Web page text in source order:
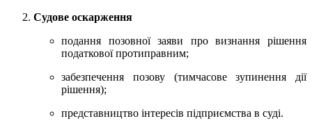
Судове оскарження
подання позовної заяви про визнання рішення
податкової протиправним;
забезпечення позову (тимчасове зупинення дії
рішення);
представництво інтересів підприємства в суді.